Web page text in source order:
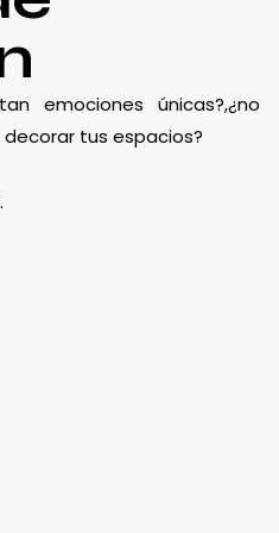
emociones únicas?,¿no
tus espacios?